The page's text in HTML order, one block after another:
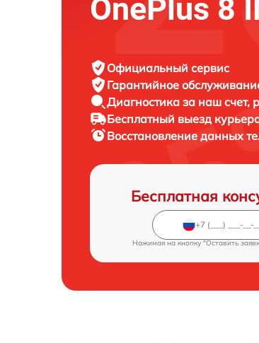
OnePlus 8
Официальный сервис
Гарантийное
Диагностика за наш счет,
Бесплатный выезд
Восстановление данных
Бесплатная
Нажимая на кнопку "Оставить